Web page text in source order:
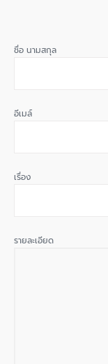
ชื่อ นามสกุล
อีเมล์
เรื่อง
รายละเอียด